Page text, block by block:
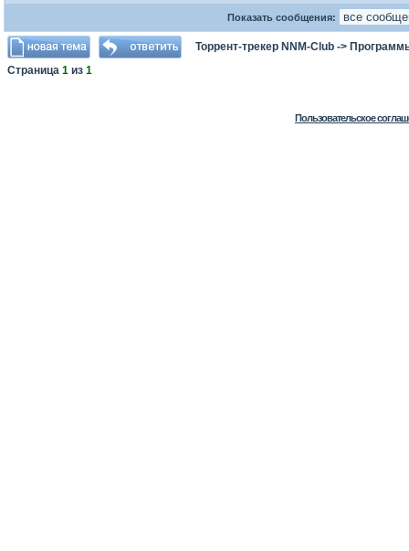
Показать сообщения:
Торрент-трекер NNM-Club ->
Страница 1 из 1
Пользовательское